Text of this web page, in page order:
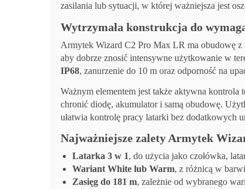
zasilania lub sytuacji, w której ważniejsza jest
Wytrzymała konstrukcja do
Armytek Wizard C2 Pro Max LR ma obudowę z
aby dobrze znosić intensywne użytkowanie w
IP68, zanurzenie do 10 m oraz odporność na
Ważnym elementem jest także aktywna
chronić diodę, akumulator i samą obudowę.
ułatwia kontrolę pracy latarki bez dodatkowych
Najważniejsze zalety Armytek
Latarka 3 w 1, do użycia jako czołówka,
Wariant White lub Warm, z różnicą w
Zasięg do 181 m, zależnie od wybranego